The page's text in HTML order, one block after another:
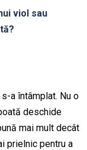
viol sau
a întâmplat. Nu o
deschide
mai mult decât
prielnic pentru a